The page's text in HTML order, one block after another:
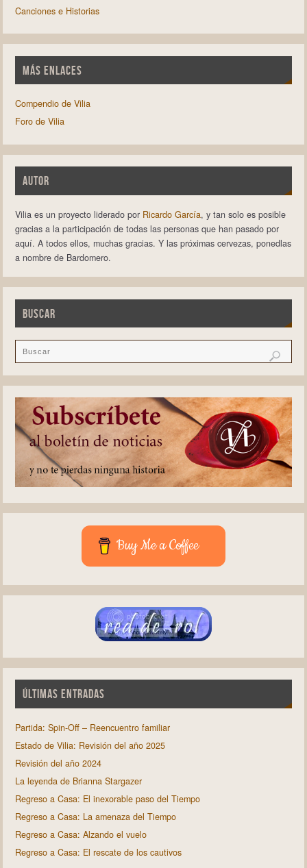
Canciones e Historias
MÁS ENLACES
Compendio de Vilia
Foro de Vilia
AUTOR
Vilia es un proyecto liderado por Ricardo García, y tan solo es posible
gracias a la participación de todas las personas que han pasado por
aquí. A todos ellos, muchas gracias. Y las próximas cervezas, ponedlas
a nombre de Bardomero.
BUSCAR
Buy Me a Coffee
ÚLTIMAS ENTRADAS
Partida: Spin-Off – Reencuentro familiar
Estado de Vilia: Revisión del año 2025
Revisión del año 2024
La leyenda de Brianna Stargazer
Regreso a Casa: El inexorable paso del Tiempo
Regreso a Casa: La amenaza del Tiempo
Regreso a Casa: Alzando el vuelo
Regreso a Casa: El rescate de los cautivos